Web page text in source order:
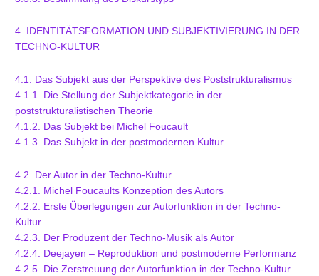
4. IDENTITÄTSFORMATION UND SUBJEKTIVIERUNG IN DER
TECHNO-KULTUR
4.1. Das Subjekt aus der Perspektive des Poststrukturalismus
4.1.1. Die Stellung der Subjektkategorie in der
poststrukturalistischen Theorie
4.1.2. Das Subjekt bei Michel Foucault
4.1.3. Das Subjekt in der postmodernen Kultur
4.2. Der Autor in der Techno-Kultur
4.2.1. Michel Foucaults Konzeption des Autors
4.2.2. Erste Überlegungen zur Autorfunktion in der Techno-
Kultur
4.2.3. Der Produzent der Techno-Musik als Autor
4.2.4. Deejayen – Reproduktion und postmoderne Performanz
4.2.5. Die Zerstreuung der Autorfunktion in der Techno-Kultur